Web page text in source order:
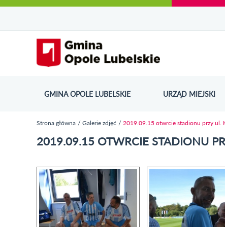
do
strony
do
menu
wyszukiwarki
ścieżki
nawigacyjnej
kategorii
aktualności
do
kalendarza
wydarzeń
do
galerii
do
stopki
GMINA OPOLE LUBELSKIE URZĄD MIEJSKI
Strona główna Galerie zdjęć 2019.09.15 otwrcie stadionu przy ul.
2019.09.15 OTWRCIE STADIONU